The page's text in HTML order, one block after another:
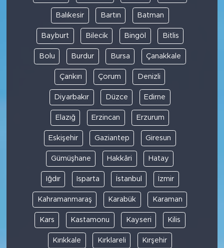
Balıkesir Bartın Batman
Bayburt Bilecik Bingöl Bitlis
Bolu Burdur Bursa Çanakkale
Çankırı Çorum Denizli
Diyarbakır Düzce Edirne
Elazığ Erzincan Erzurum
Eskişehir Gaziantep Giresun
Gümüşhane Hakkâri Hatay
Iğdır Isparta İstanbul İzmir
Kahramanmaraş Karabük Karaman
Kars Kastamonu Kayseri Kilis
Kırıkkale Kırklareli Kırşehir